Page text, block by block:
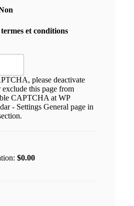
et conditions
$0.00